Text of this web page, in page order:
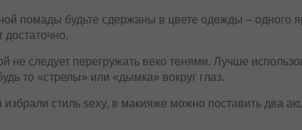
помады будьте сдержаны в цвете одежды – одного
достаточно.
не следует перегружать веко тенями. Лучше
то «стрелы» или «дымка» вокруг глаз.
стиль sexy, в макияже можно поставить два